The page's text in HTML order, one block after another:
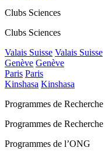
Clubs Sciences
Clubs Sciences
Valais Suisse Valais Suisse
Genève Genève
Paris Paris
Kinshasa Kinshasa
Programmes de Recherche
Programmes de Recherche
Programmes de l’ONG